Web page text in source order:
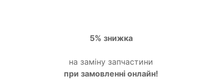
5% знижка
на заміну запчастини
при замовленні онлайн!